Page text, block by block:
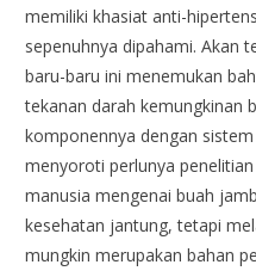
memiliki khasiat anti-
sepenuhnya dipahami. Akan
baru-baru ini menemukan
tekanan darah kemungkinan
komponennya dengan
menyoroti perlunya
manusia mengenai buah
kesehatan jantung, tetapi
mungkin merupakan bahan